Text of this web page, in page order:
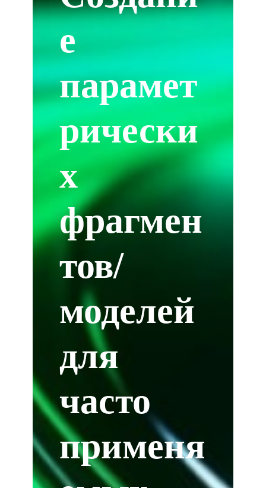
е
парамет
рически
х
фрагмен
тов/
моделей
для
часто
применя